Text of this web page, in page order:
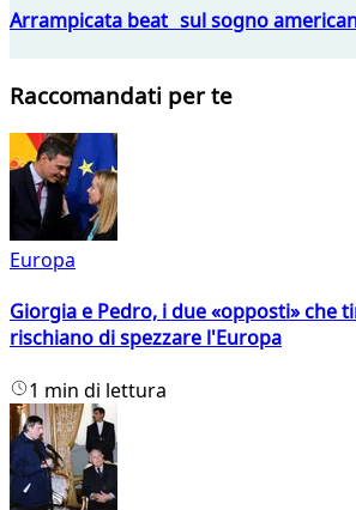
Arrampicata beat sul sogno
Raccomandati per te
Europa
Giorgia e Pedro, i due «opposti» che
rischiano di spezzare l'Europa
1 min di lettura